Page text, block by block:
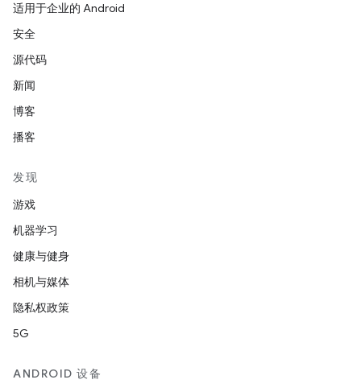
适用于企业的 Android
安全
源代码
新闻
博客
播客
发现
游戏
机器学习
健康与健身
相机与媒体
隐私权政策
5G
ANDROID 设备